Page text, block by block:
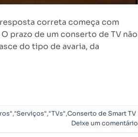
correta começa com
prazo de um conserto de TV não
do tipo de avaria, da
,"Serviços","TVs",Conserto de Smart TV
Deixe um comentário